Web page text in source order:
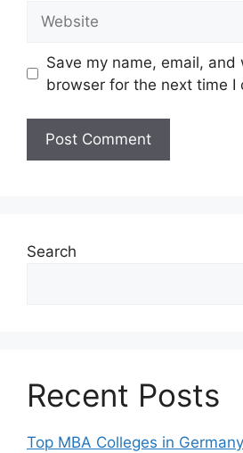
Save my name, email,
browser for the next time I
Search
Recent Posts
Top MBA Colleges in Germany